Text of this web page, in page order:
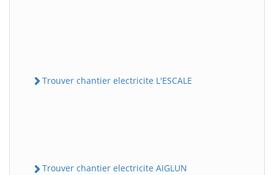
Trouver chantier electricite L'ESCALE
Trouver chantier electricite AIGLUN